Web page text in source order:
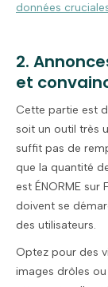
données
2.
et
Cette partie est
soit un outil très
suffit pas de
que la quantité
est ÉNORME sur
doivent se
des utilisateurs.
Optez pour des
images drôles